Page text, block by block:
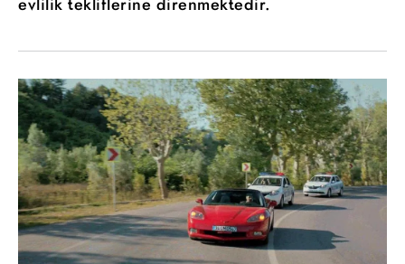
evlilik tekliflerine direnmektedir.